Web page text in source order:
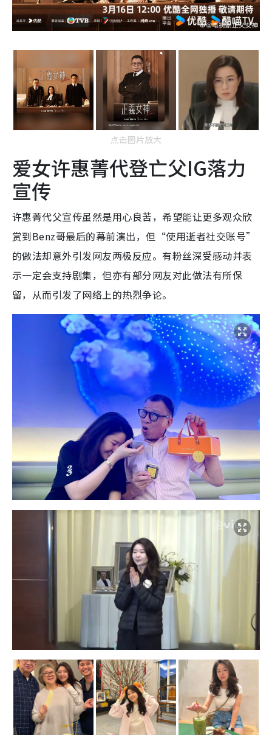
点击图片放大
爱女许惠菁代登亡父IG落力
宣传
许惠菁代父宣传虽然是用心良苦，希望能让更多观众欣
赏到Benz哥最后的幕前演出，但“使用逝者社交账号”
的做法却意外引发网友两极反应。有粉丝深受感动并表
示一定会支持剧集，但亦有部分网友对此做法有所保
留，从而引发了网络上的热烈争论。